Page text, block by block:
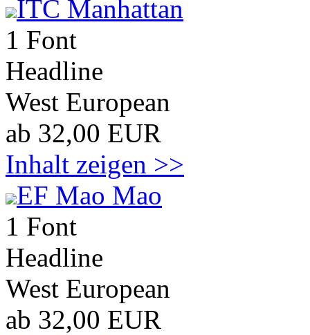
ITC Manhattan
1 Font
Headline
West European
ab 32,00 EUR
Inhalt zeigen >>
EF Mao Mao
1 Font
Headline
West European
ab 32,00 EUR